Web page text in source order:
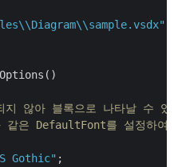
지 않아 블록으로 나타날 수 있
은 DefaultFont를 설정하여
Gothic" ;